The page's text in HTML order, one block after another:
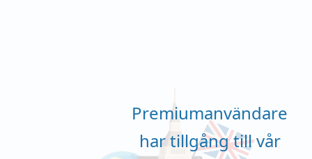
Premiumanvändare
har tillgång till vår